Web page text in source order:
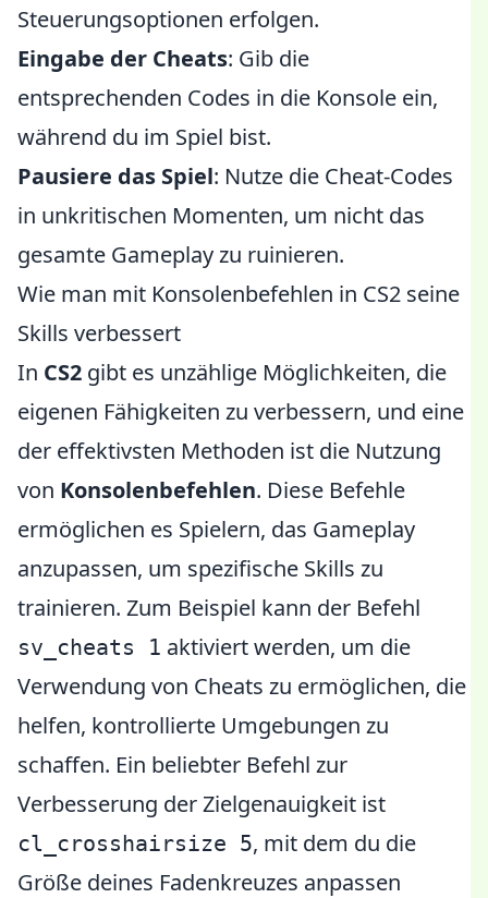
Steuerungsoptionen erfolgen.
Eingabe der Cheats: Gib die
entsprechenden Codes in die Konsole ein,
während du im Spiel bist.
Pausiere das Spiel: Nutze die Cheat-Codes
in unkritischen Momenten, um nicht das
gesamte Gameplay zu ruinieren.
Wie man mit Konsolenbefehlen in CS2 seine
Skills verbessert
In CS2 gibt es unzählige Möglichkeiten, die
eigenen Fähigkeiten zu verbessern, und eine
der effektivsten Methoden ist die Nutzung
von Konsolenbefehlen. Diese Befehle
ermöglichen es Spielern, das Gameplay
anzupassen, um spezifische Skills zu
trainieren. Zum Beispiel kann der Befehl
sv_cheats 1 aktiviert werden, um die
Verwendung von Cheats zu ermöglichen, die
helfen, kontrollierte Umgebungen zu
schaffen. Ein beliebter Befehl zur
Verbesserung der Zielgenauigkeit ist
cl_crosshairsize 5, mit dem du die
Größe deines Fadenkreuzes anpassen